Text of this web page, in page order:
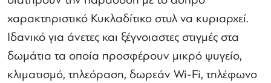
χαρακτηριστικό Κυκλαδίτικο στυλ να κυριαρχεί.
Ιδανικό για άνετες και ξέγνοιαστες στιγμές στα
δωμάτια τα οποία προσφέρουν μικρό ψυγείο,
κλιματισμό, τηλεόραση, δωρεάν Wi-Fi, τηλέφωνο